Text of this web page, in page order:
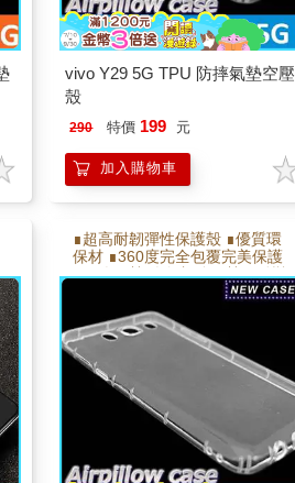
vivo Y29 5G TPU 防摔氣墊空壓
殼
290 特價 199 元
加入購物車
∎超高耐韌彈性保護殼 ∎優質環
保材 ∎360度完全包覆完美保護
∎側邊氣墊,邊角加強氣墊 ∎耐彎
折能反覆拆卸不易變形